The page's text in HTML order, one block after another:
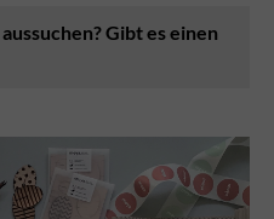
Gibt es einen